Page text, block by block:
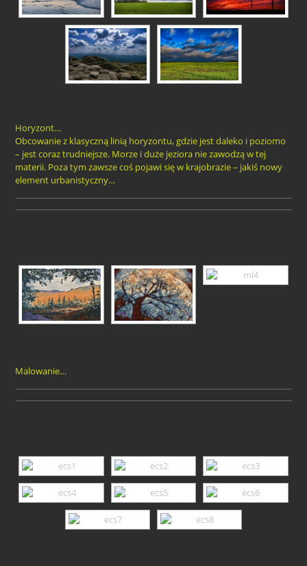
Horyzont…
Obcowanie z klasyczną linią horyzontu, gdzie jest daleko i poziomo
– jest coraz trudniejsze. Morze i duże jeziora nie zawodzą w tej
materii. Poza tym zawsze coś pojawi się w krajobrazie – jakiś nowy
element urbanistyczny…
Malowanie…